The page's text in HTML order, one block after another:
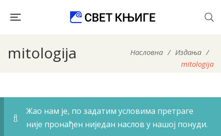
mitologija Насловна / Издања /
mitologija
Жао нам је, по задатим условима претраге
није пронађен ниједан наслов у нашој понуди.